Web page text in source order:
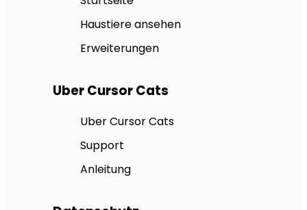
Haustiere ansehen
Erweiterungen
Uber Cursor Cats
Uber Cursor Cats
Support
Anleitung